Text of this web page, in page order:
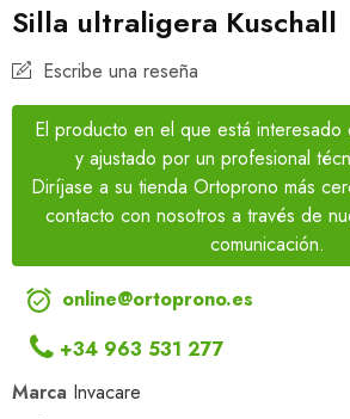
Silla ultraligera Kuschall
Escribe una reseña
El producto en el que está
y ajustado por un profesional
Diríjase a su tienda Ortoprono más
contacto con nosotros a través de
comunicación.
 online@ortoprono.es
+34 963 531 277
Marca Invacare